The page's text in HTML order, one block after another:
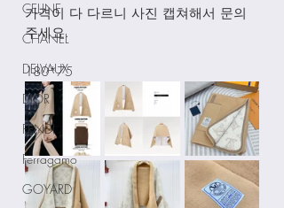
CELINE
CHANEL
DELVAUX
DIOR
FENDI
Ferragamo
GOYARD
가격이 다 다르니 사진 캡쳐해서 문의
주세요.
180*75